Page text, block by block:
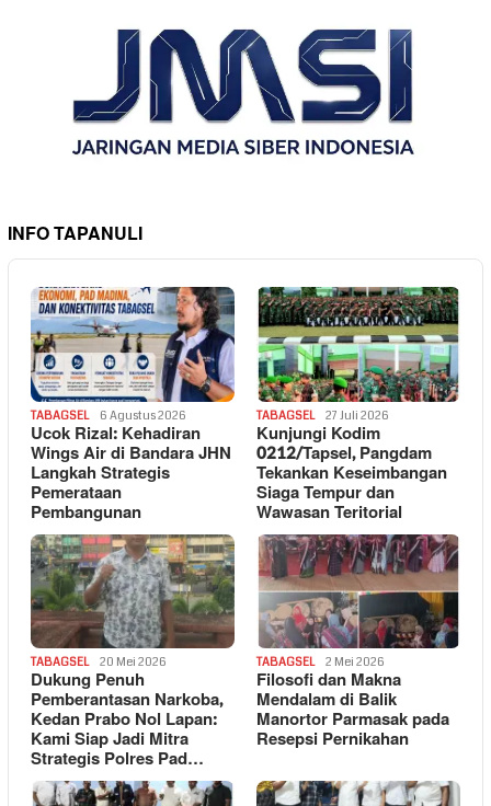
INFO TAPANULI
TABAGSEL 6 Agustus 2026
Ucok Rizal: Kehadiran
Wings Air di Bandara JHN
Langkah Strategis
Pemerataan
Pembangunan
TABAGSEL 27 Juli 2026
Kunjungi Kodim
0212/Tapsel, Pangdam
Tekankan Keseimbangan
Siaga Tempur dan
Wawasan Teritorial
TABAGSEL 20 Mei 2026
Dukung Penuh
Pemberantasan Narkoba,
Kedan Prabo Nol Lapan:
Kami Siap Jadi Mitra
Strategis Polres Pad…
TABAGSEL 2 Mei 2026
Filosofi dan Makna
Mendalam di Balik
Manortor Parmasak pada
Resepsi Pernikahan